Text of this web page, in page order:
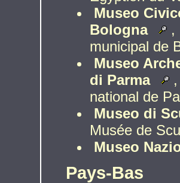
Museo
Bologna
,
municipal de
Museo
di Parma
national de
Museo di
Musée de
Museo
Pays-Bas